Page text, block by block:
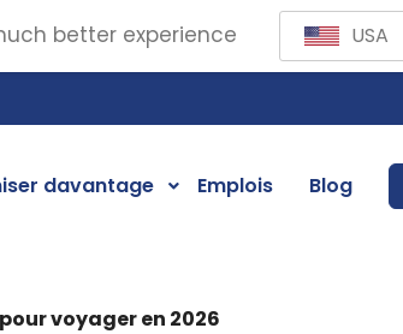
davantage Emplois Blog
voyager en 2026
better experience USA